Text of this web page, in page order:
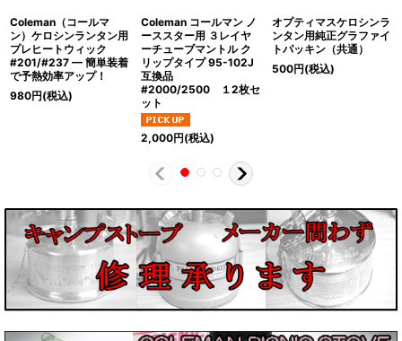
Coleman（コールマ
ン）ケロシンランタン用
プレヒートウィック
#201/#237 — 簡単装着
で予熱効率アップ！
980円(税込)
Coleman コールマン ノ
ーススター用 ３レイヤ
ーチューブマントル ク
リップタイプ 95-102J
互換品
#2000/2500 １2枚セ
ット
2,000円(税込)
オプティマスケロシンラ
ンタン用純正グラファイ
トパッキン（共通）
500円(税込)